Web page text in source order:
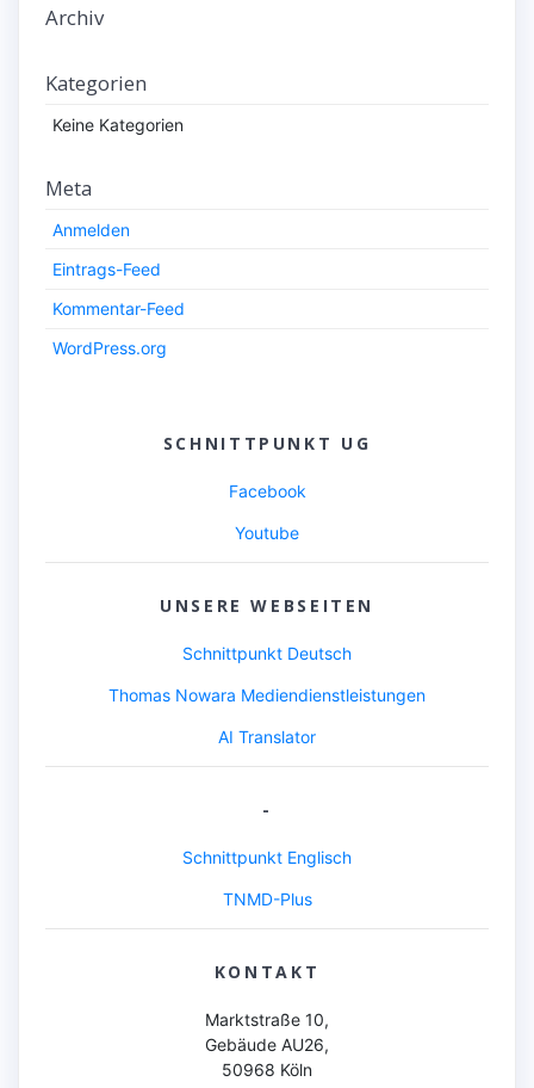
Archiv
Kategorien
Keine Kategorien
Meta
Anmelden
Eintrags-Feed
Kommentar-Feed
WordPress.org
SCHNITTPUNKT UG
Facebook
Youtube
UNSERE WEBSEITEN
Schnittpunkt Deutsch
Thomas Nowara Mediendienstleistungen
AI Translator
-
Schnittpunkt Englisch
TNMD-Plus
KONTAKT
Marktstraße 10,
Gebäude AU26,
50968 Köln